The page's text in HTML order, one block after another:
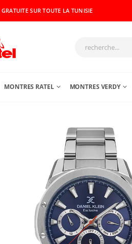
SUR TOUTE LA TUNISIE
MONTRES RATEL MONTRES VERDY